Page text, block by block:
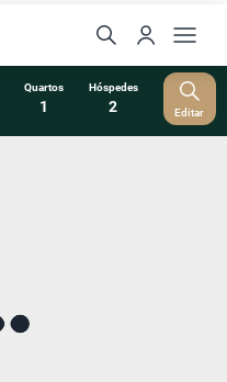
Quartos
1
Hóspedes
2 Editar